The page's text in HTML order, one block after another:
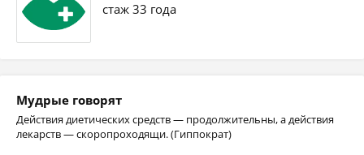
стаж 33 года
Мудрые говорят
Действия диетических средств — продолжительны, а действия
лекарств — скоропроходящи. (Гиппократ)